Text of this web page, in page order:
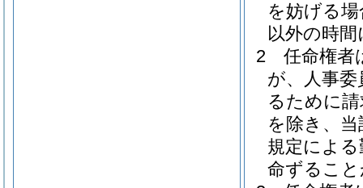
を妨げる
以外の時
2
任命権者
が、人事
るために
を除き、
規定によ
命ずるこ